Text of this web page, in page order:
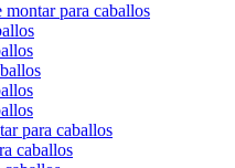
para caballos
para caballos
caballos